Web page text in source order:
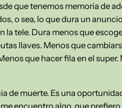
que tenemos memoria de
o sea, lo que dura un
tele. Dura menos que
llaves. Menos que
que hacer fila en el super.
de muerte. Es una
encuentro algo, que prefiero